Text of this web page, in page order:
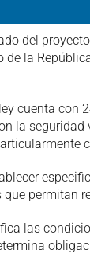
del
de la
cuenta con
la
permitan
las